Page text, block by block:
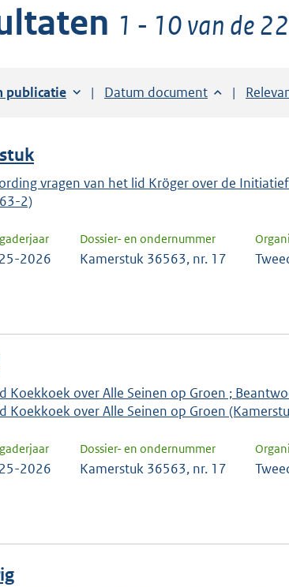
1 - 10 van de
op:
publicatie Sorteer op:
Datum document
vragen van het lid Kröger over de
2)
2026
Dossier- en ondernummer
Kamerstuk 36563, nr. 17
over Alle Seinen op Groen ;
Koekkoek over Alle Seinen op Groen
2026
Dossier- en ondernummer
Kamerstuk 36563, nr. 17